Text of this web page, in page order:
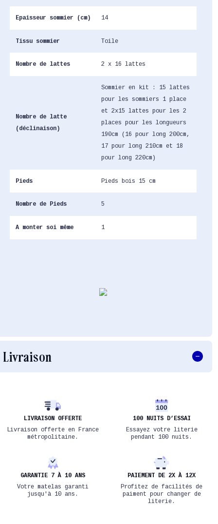
Epaisseur sommier (cm) 14
Tissu sommier Toile
Nombre de lattes 2 x 16 lattes
Nombre de latte
(déclinaison)
Sommier en kit : 15 lattes
pour les sommiers 1 place
et 2x15 lattes pour les 2
places pour les longueurs
190cm (16 pour long 200cm,
17 pour long 210cm et 18
pour long 220cm)
Pieds Pieds bois 15 cm
Nombre de Pieds 5
A monter soi même 1
Livraison
LIVRAISON OFFERTE
Livraison offerte en France
métropolitaine.
100 NUITS D’ESSAI
Essayez votre literie
pendant 100 nuits.
GARANTIE 7 À 10 ANS
Votre matelas garanti
jusqu'à 10 ans.
PAIEMENT DE 2X À 12X
Profitez de facilités de
paiment pour changer de
literie.